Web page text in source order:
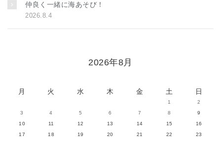
仲良く一緒に海あそび！
2026.8.4
2026年8月
月 火 水 木 金 土 日
1
2
3
4 5 6 7 8
9
10
11 12 13 14 15
16
17
18 19 20 21 22 23